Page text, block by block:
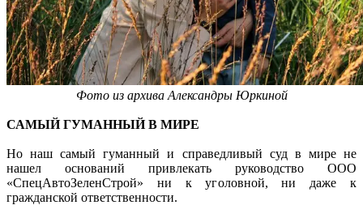
Фото из архива Александры Юркиной
САМЫЙ ГУМАННЫЙ В МИРЕ
Но наш самый гуманный и справедливый суд в мире не
нашел оснований привлекать руководство ООО
«СпецАвтоЗеленСтрой» ни к уголовной, ни даже к
гражданской ответственности.